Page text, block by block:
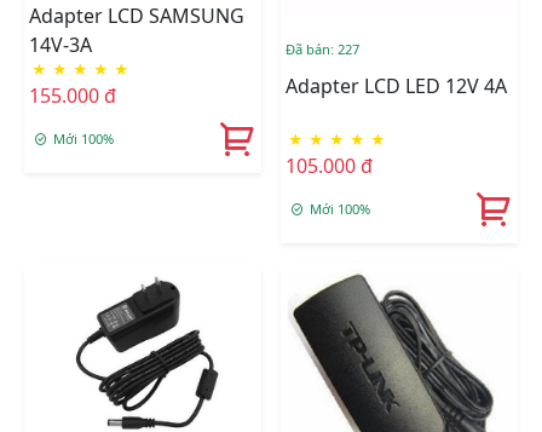
Adapter LCD SAMSUNG
14V-3A
★ ★ ★ ★ ★
155.000 đ
Mới 100%
Đã bán: 227
Adapter LCD LED 12V 4A
★ ★ ★ ★ ★
105.000 đ
Mới 100%